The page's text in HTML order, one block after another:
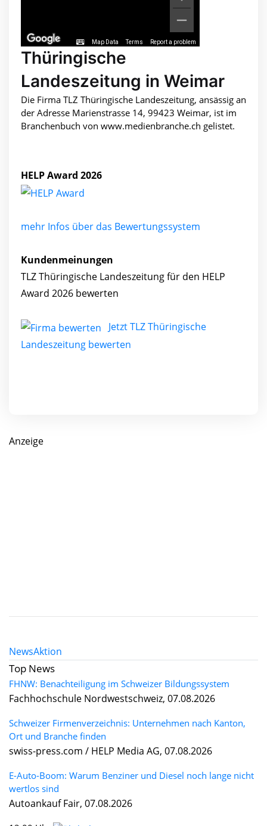
Map Data Terms Report a problem
Thüringische
Landeszeitung in Weimar
Die Firma TLZ Thüringische Landeszeitung, ansässig an
der Adresse Marienstrasse 14, 99423 Weimar, ist im
Branchenbuch von www.medienbranche.ch gelistet.
HELP Award 2026
mehr Infos über das Bewertungssystem
Kundenmeinungen
TLZ Thüringische Landeszeitung für den HELP
Award 2026 bewerten
Jetzt TLZ Thüringische
Landeszeitung bewerten
Anzeige
NewsAktion
Top News
FHNW: Benachteiligung im Schweizer Bildungssystem
Fachhochschule Nordwestschweiz, 07.08.2026
Schweizer Firmenverzeichnis: Unternehmen nach Kanton,
Ort und Branche finden
swiss-press.com / HELP Media AG, 07.08.2026
E-Auto-Boom: Warum Benziner und Diesel noch lange nicht
wertlos sind
Autoankauf Fair, 07.08.2026